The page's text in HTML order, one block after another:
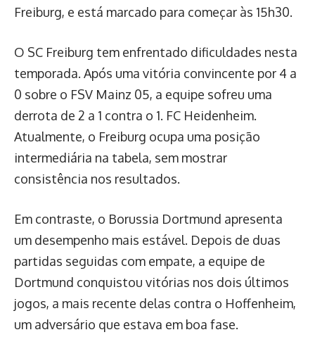
Freiburg, e está marcado para começar às 15h30.
O SC Freiburg tem enfrentado dificuldades nesta
temporada. Após uma vitória convincente por 4 a
0 sobre o FSV Mainz 05, a equipe sofreu uma
derrota de 2 a 1 contra o 1. FC Heidenheim.
Atualmente, o Freiburg ocupa uma posição
intermediária na tabela, sem mostrar
consistência nos resultados.
Em contraste, o Borussia Dortmund apresenta
um desempenho mais estável. Depois de duas
partidas seguidas com empate, a equipe de
Dortmund conquistou vitórias nos dois últimos
jogos, a mais recente delas contra o Hoffenheim,
um adversário que estava em boa fase.